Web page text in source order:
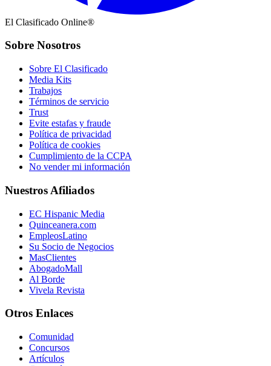
El Clasificado Online®
Sobre Nosotros
Sobre El Clasificado
Media Kits
Trabajos
Términos de servicio
Trust
Evite estafas y fraude
Política de privacidad
Política de cookies
Cumplimiento de la CCPA
No vender mi información
Nuestros Afiliados
EC Hispanic Media
Quinceanera.com
EmpleosLatino
Su Socio de Negocios
MasClientes
AbogadoMall
Al Borde
Vivela Revista
Otros Enlaces
Comunidad
Concursos
Artículos